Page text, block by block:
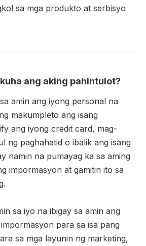
sa mga produkto at serbisyo
ang aking pahintulot?
amin ang iyong personal na
makumpleto ang isang
ang iyong credit card, mag-
ng paghahatid o ibalik ang isang
namin na pumayag ka sa aming
impormasyon at gamitin ito sa
sa iyo na ibigay sa amin ang
para sa isa pang
sa mga layunin ng marketing,